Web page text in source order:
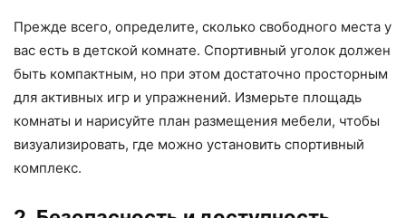
Прежде всего, определите, сколько свободного места у
вас есть в детской комнате. Спортивный уголок должен
быть компактным, но при этом достаточно просторным
для активных игр и упражнений. Измерьте площадь
комнаты и нарисуйте план размещения мебели, чтобы
визуализировать, где можно установить спортивный
комплекс.